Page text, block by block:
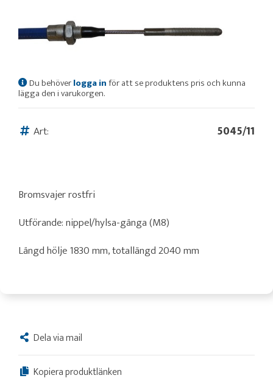
Du behöverlogga inför att se produktens pris och kunna
lägga den i varukorgen.
Art: 5045/11
Bromsvajer rostfri
Utförande: nippel/hylsa-gänga (M8)
Längd hölje 1830 mm, totallängd 2040 mm
Dela via mail
Kopiera produktlänken